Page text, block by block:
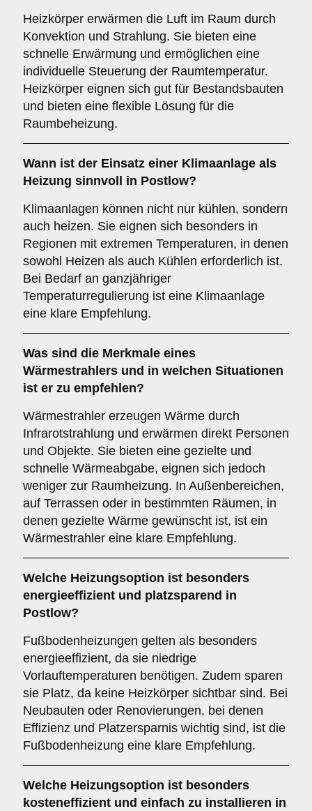
Heizkörper erwärmen die Luft im Raum durch
Konvektion und Strahlung. Sie bieten eine
schnelle Erwärmung und ermöglichen eine
individuelle Steuerung der Raumtemperatur.
Heizkörper eignen sich gut für Bestandsbauten
und bieten eine flexible Lösung für die
Raumbeheizung.
Wann ist der Einsatz einer Klimaanlage als
Heizung sinnvoll in Postlow?
Klimaanlagen können nicht nur kühlen, sondern
auch heizen. Sie eignen sich besonders in
Regionen mit extremen Temperaturen, in denen
sowohl Heizen als auch Kühlen erforderlich ist.
Bei Bedarf an ganzjähriger
Temperaturregulierung ist eine Klimaanlage
eine klare Empfehlung.
Was sind die Merkmale eines
Wärmestrahlers und in welchen Situationen
ist er zu empfehlen?
Wärmestrahler erzeugen Wärme durch
Infrarotstrahlung und erwärmen direkt Personen
und Objekte. Sie bieten eine gezielte und
schnelle Wärmeabgabe, eignen sich jedoch
weniger zur Raumheizung. In Außenbereichen,
auf Terrassen oder in bestimmten Räumen, in
denen gezielte Wärme gewünscht ist, ist ein
Wärmestrahler eine klare Empfehlung.
Welche Heizungsoption ist besonders
energieeffizient und platzsparend in
Postlow?
Fußbodenheizungen gelten als besonders
energieeffizient, da sie niedrige
Vorlauftemperaturen benötigen. Zudem sparen
sie Platz, da keine Heizkörper sichtbar sind. Bei
Neubauten oder Renovierungen, bei denen
Effizienz und Platzersparnis wichtig sind, ist die
Fußbodenheizung eine klare Empfehlung.
Welche Heizungsoption ist besonders
kosteneffizient und einfach zu installieren in